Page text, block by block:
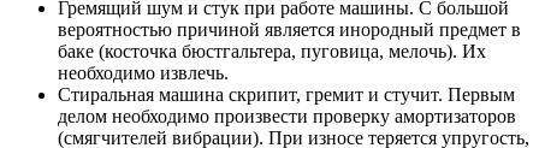
Гремящий шум и стук при работе машины. С большой
вероятностью причиной является инородный предмет в
баке (косточка бюстгальтера, пуговица, мелочь). Их
необходимо извлечь.
Стиральная машина скрипит, гремит и стучит. Первым
делом необходимо произвести проверку амортизаторов
(смягчителей вибрации). При износе теряется упругость,